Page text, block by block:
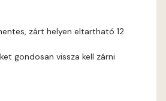
zárt helyen eltartható 12
gondosan vissza kell zárni